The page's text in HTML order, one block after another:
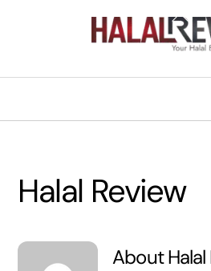
Halal Review
About
To
Top